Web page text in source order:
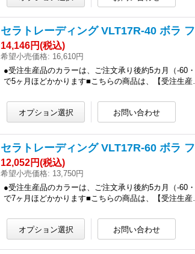
セラトレーディング VLT17R-40 ボラ
14,146円(税込)
希望小売価格: 16,610円
●受注生産品のカラーは、ご注文承り後約5カ月（-60
で5ヶ月ほどかかります■こちらの商品は、【受注生産
セラトレーディング VLT17R-60 ボラ
12,052円(税込)
希望小売価格: 13,750円
●受注生産品のカラーは、ご注文承り後約5カ月（-60
で7ヶ月ほどかかります■こちらの商品は、【受注生産